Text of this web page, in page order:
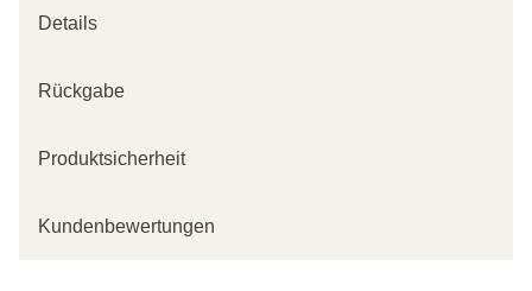
Details
Rückgabe
Produktsicherheit
Kundenbewertungen